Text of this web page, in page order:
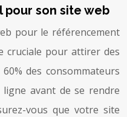
pour son site web
pour le référencement
cruciale pour attirer des
des consommateurs
avant de se rendre
vous que votre site